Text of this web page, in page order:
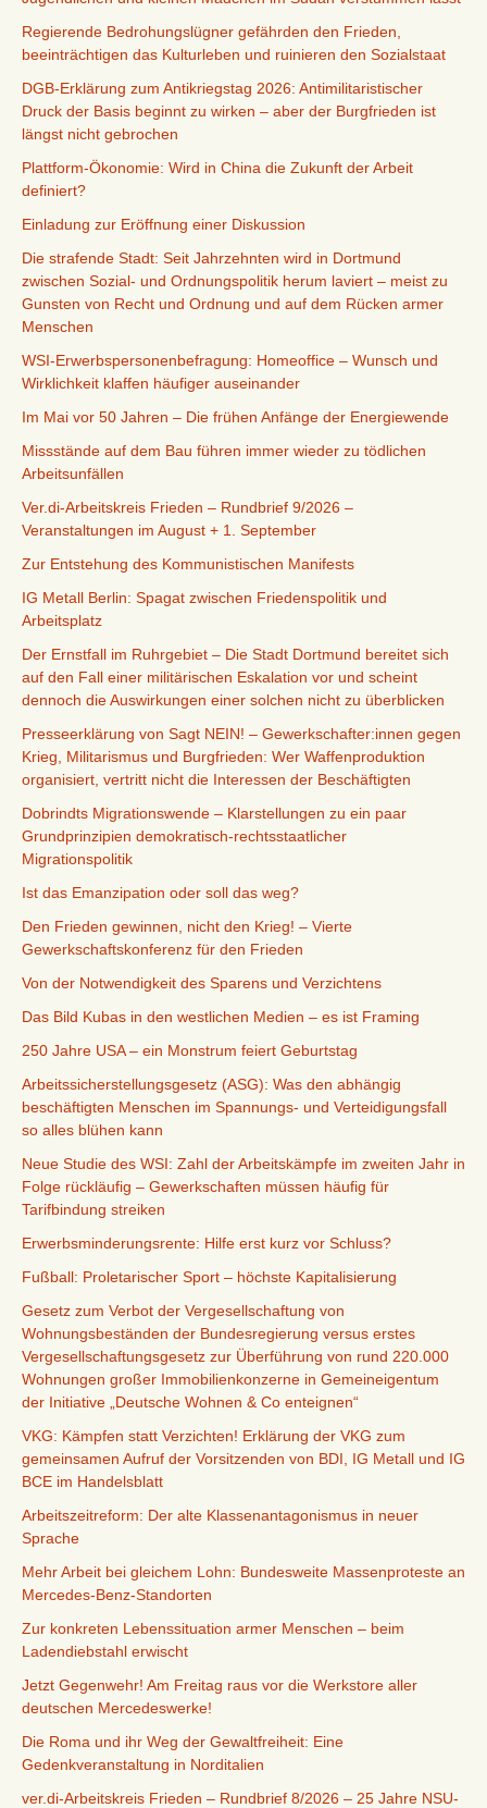
Regierende Bedrohungslügner gefährden den Frieden,
beeinträchtigen das Kulturleben und ruinieren den Sozialstaat
DGB-Erklärung zum Antikriegstag 2026: Antimilitaristischer
Druck der Basis beginnt zu wirken – aber der Burgfrieden ist
längst nicht gebrochen
Plattform-Ökonomie: Wird in China die Zukunft der Arbeit
definiert?
Einladung zur Eröffnung einer Diskussion
Die strafende Stadt: Seit Jahrzehnten wird in Dortmund
zwischen Sozial- und Ordnungspolitik herum laviert – meist zu
Gunsten von Recht und Ordnung und auf dem Rücken armer
Menschen
WSI-Erwerbspersonenbefragung: Homeoffice – Wunsch und
Wirklichkeit klaffen häufiger auseinander
Im Mai vor 50 Jahren – Die frühen Anfänge der Energiewende
Missstände auf dem Bau führen immer wieder zu tödlichen
Arbeitsunfällen
Ver.di-Arbeitskreis Frieden – Rundbrief 9/2026 –
Veranstaltungen im August + 1. September
Zur Entstehung des Kommunistischen Manifests
IG Metall Berlin: Spagat zwischen Friedenspolitik und
Arbeitsplatz
Der Ernstfall im Ruhrgebiet – Die Stadt Dortmund bereitet sich
auf den Fall einer militärischen Eskalation vor und scheint
dennoch die Auswirkungen einer solchen nicht zu überblicken
Presseerklärung von Sagt NEIN! – Gewerkschafter:innen gegen
Krieg, Militarismus und Burgfrieden: Wer Waffenproduktion
organisiert, vertritt nicht die Interessen der Beschäftigten
Dobrindts Migrationswende – Klarstellungen zu ein paar
Grundprinzipien demokratisch-rechtsstaatlicher
Migrationspolitik
Ist das Emanzipation oder soll das weg?
Den Frieden gewinnen, nicht den Krieg! – Vierte
Gewerkschaftskonferenz für den Frieden
Von der Notwendigkeit des Sparens und Verzichtens
Das Bild Kubas in den westlichen Medien – es ist Framing
250 Jahre USA – ein Monstrum feiert Geburtstag
Arbeitssicherstellungsgesetz (ASG): Was den abhängig
beschäftigten Menschen im Spannungs- und Verteidigungsfall
so alles blühen kann
Neue Studie des WSI: Zahl der Arbeitskämpfe im zweiten Jahr in
Folge rückläufig – Gewerkschaften müssen häufig für
Tarifbindung streiken
Erwerbsminderungsrente: Hilfe erst kurz vor Schluss?
Fußball: Proletarischer Sport – höchste Kapitalisierung
Gesetz zum Verbot der Vergesellschaftung von
Wohnungsbeständen der Bundesregierung versus erstes
Vergesellschaftungsgesetz zur Überführung von rund 220.000
Wohnungen großer Immobilienkonzerne in Gemeineigentum
der Initiative „Deutsche Wohnen & Co enteignen“
VKG: Kämpfen statt Verzichten! Erklärung der VKG zum
gemeinsamen Aufruf der Vorsitzenden von BDI, IG Metall und IG
BCE im Handelsblatt
Arbeitszeitreform: Der alte Klassenantagonismus in neuer
Sprache
Mehr Arbeit bei gleichem Lohn: Bundesweite Massenproteste an
Mercedes-Benz-Standorten
Zur konkreten Lebenssituation armer Menschen – beim
Ladendiebstahl erwischt
Jetzt Gegenwehr! Am Freitag raus vor die Werkstore aller
deutschen Mercedeswerke!
Die Roma und ihr Weg der Gewaltfreiheit: Eine
Gedenkveranstaltung in Norditalien
ver.di-Arbeitskreis Frieden – Rundbrief 8/2026 – 25 Jahre NSU-